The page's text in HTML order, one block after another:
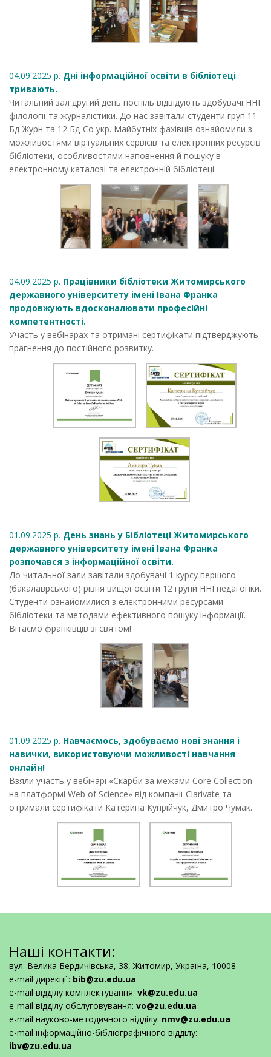
04.09.2025 р. Дні інформаційної освіти в бібліотеці
тривають.
Читальний зал другий день поспіль відвідують здобувачі ННІ
філології та журналістики. До нас завітали студенти груп 11
Бд-Журн та 12 Бд-Со укр. Майбутніх фахівців ознайомили з
можливостями віртуальних сервісів та електронних ресурсів
бібліотеки, особливостями наповнення й пошуку в
електронному каталозі та електронній бібліотеці.
04.09.2025 р. Працівники бібліотеки Житомирського
державного університету імені Івана Франка
продовжують вдосконалювати професійні
компетентності.
Участь у вебінарах та отримані сертифікати підтверджують
прагнення до постійного розвитку.
01.09.2025 р. День знань у Бібліотеці Житомирського
державного університету імені Івана Франка
розпочався з інформаційної освіти.
До читальної зали завітали здобувачі 1 курсу першого
(бакалаврського) рівня вищої освіти 12 групи ННІ педагогіки.
Студенти ознайомилися з електронними ресурсами
бібліотеки та методами ефективного пошуку інформації.
Вітаємо франківців зі святом!
01.09.2025 р. Навчаємось, здобуваємо нові знання і
навички, використовуючи можливості навчання
онлайн!
Взяли участь у вебінарі «Скарби за межами Core Collection
на платформі Web of Science» від компанії Clarivate та
отримали сертифікати Катерина Купрійчук, Дмитро Чумак.
Наші контакти:
вул. Велика Бердичівська, 38, Житомир, Україна, 10008
e-mail дирекції: bib@zu.edu.ua
e-mail відділу комплектування: vk@zu.edu.ua
e-mail відділу обслуговування: vo@zu.edu.ua
e-mail науково-методичного відділу: nmv@zu.edu.ua
e-mail інформаційно-бібліографічного відділу:
ibv@zu.edu.ua